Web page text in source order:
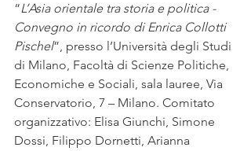
“L’Asia orientale tra storia e politica -
Convegno in ricordo di Enrica Collotti
Pischel”, presso l’Università degli Studi
di Milano, Facoltà di Scienze Politiche,
Economiche e Sociali, sala lauree, Via
Conservatorio, 7 – Milano. Comitato
organizzativo: Elisa Giunchi, Simone
Dossi, Filippo Dornetti, Arianna